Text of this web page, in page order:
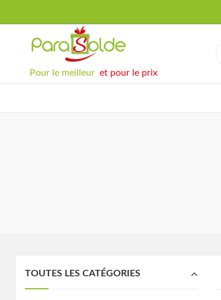
Pour le meilleur et pour le prix
TOUTES LES CATÉGORIES